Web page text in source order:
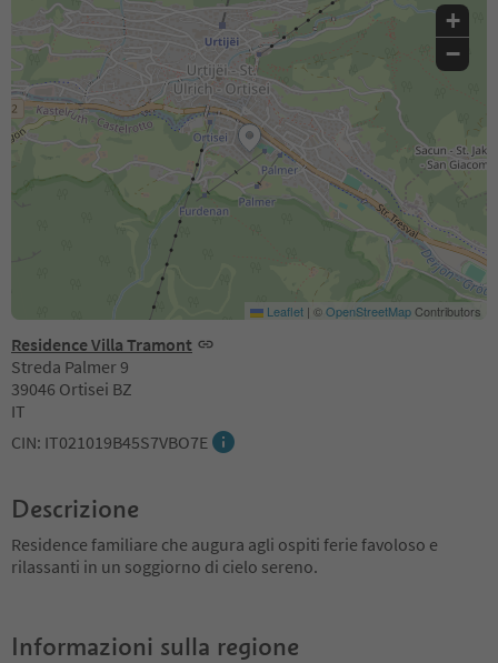
Residence Villa Tramont
Streda Palmer 9
39046 Ortisei BZ
IT
CIN: IT021019B45S7VBO7E
+
−
Leaflet | ©OpenStreetMapContributors
Descrizione
Residence familiare che augura agli ospiti ferie favoloso e
rilassanti in un soggiorno di cielo sereno.
Informazioni sulla regione